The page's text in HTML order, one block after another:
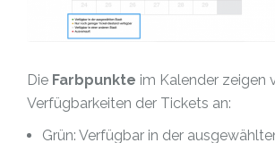
Die Farbpunkte im Kalender zeigen
Verfügbarkeiten der Tickets an:
Grün: Verfügbar in der